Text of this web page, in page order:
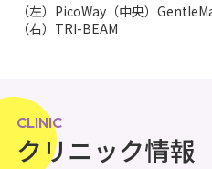
（左）PicoWay（中央）
（右）TRI-BEAM
CLINIC
クリニック情報